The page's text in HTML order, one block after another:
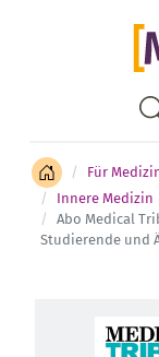
Für
Innere Medizin
Abo Medical
Studierende und